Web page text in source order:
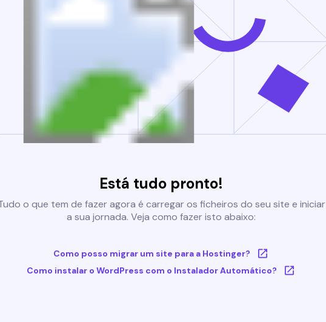
Está tudo pronto!
o que tem de fazer agora é carregar os ficheiros do seu site e iniciar
a sua jornada. Veja como fazer isto abaixo:
Como posso migrar um site para a Hostinger?
Como instalar o WordPress com o Instalador Automático?